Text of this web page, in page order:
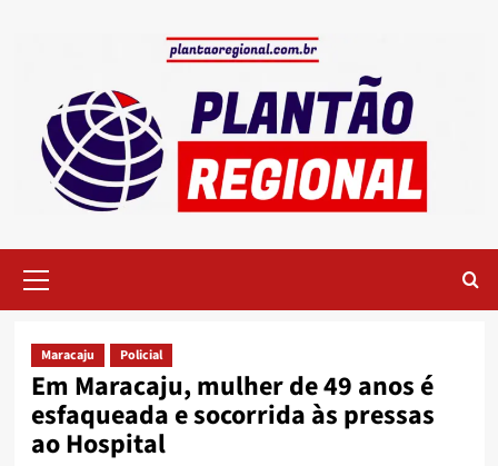
Menu
Maracaju Policial
Em Maracaju, mulher de 49 anos é
esfaqueada e socorrida às pressas
ao Hospital